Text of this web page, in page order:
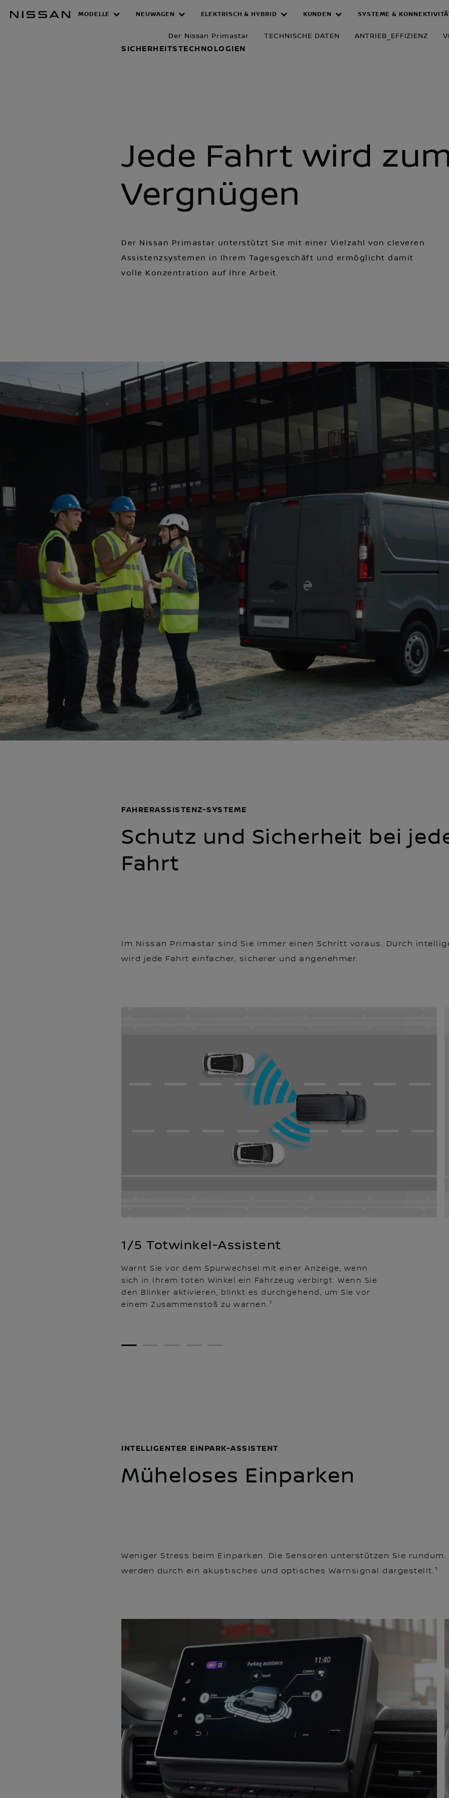
Hauptinhalt
MODELLE NEUWAGEN ELEKTRISCH & HYBRID KUNDEN SYSTEME &
Der Nissan Primastar TECHNISCHE DATEN ANTRIEB_EFFIZIENZ
Jede Fahrt wird
Vergnügen
SICHERHEITSTECHNOLOGIEN
Der Nissan Primastar unterstützt Sie mit einer Vielzahl von cleveren
Assistenzsystemen in Ihrem Tagesgeschäft und ermöglicht damit
volle Konzentration auf Ihre Arbeit.
Schutz und Sicherheit bei
Fahrt
FAHRERASSISTENZ-SYSTEME
Im Nissan Primastar sind Sie immer einen Schritt voraus. Durch
wird jede Fahrt einfacher, sicherer und angenehmer.
1/5 Totwinkel-Assistent
Warnt Sie vor dem Spurwechsel mit einer Anzeige, wenn
sich in Ihrem toten Winkel ein Fahrzeug verbirgt. Wenn Sie
den Blinker aktivieren, blinkt es durchgehend, um Sie vor
einem Zusammenstoß zu warnen.¹
1 2 3 4 5
Müheloses Einparken
INTELLIGENTER EINPARK-ASSISTENT
Weniger Stress beim Einparken. Die Sensoren unterstützen Sie
werden durch ein akustisches und optisches Warnsignal dargestellt.¹